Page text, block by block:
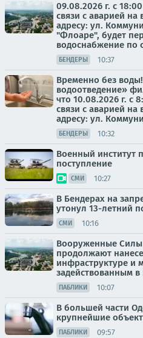
09.08.2026 г. с
связи с аварией
адресу: ул.
"Флоаре", будет
водоснабжение по
БЕНДЕРЫ 10:37
Временно без
водоотведение»
что 10.08.2026 г. с
связи с аварией
адресу: ул.
БЕНДЕРЫ 10:32
Военный институт
поступление
СМИ 10:27
В Бендерах на
утонул 13-летний
СМИ 10:16
Вооруженные
продолжают
инфраструктуре и
задействованным в
ПАБЛИКИ 10:07
В большей части
крупнейшие
ПАБЛИКИ 09:57